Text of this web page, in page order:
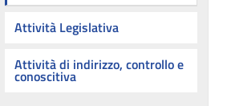
Attività Legislativa
Attività di indirizzo, controllo e
conoscitiva